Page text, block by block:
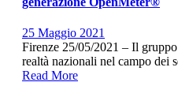
25 Maggio 2021
Firenze 25/05/2021 – Il
realtà nazionali nel campo dei
Read More